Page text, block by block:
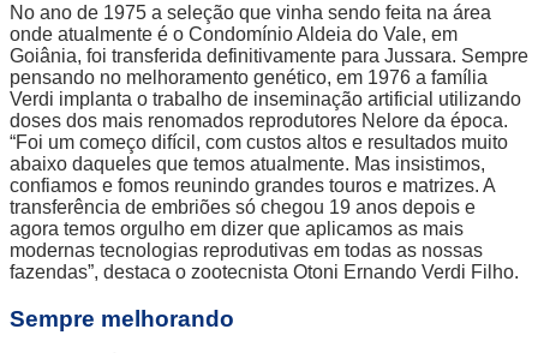
No ano de 1975 a seleção que vinha sendo feita na área
onde atualmente é o Condomínio Aldeia do Vale, em
Goiânia, foi transferida definitivamente para Jussara. Sempre
pensando no melhoramento genético, em 1976 a família
Verdi implanta o trabalho de inseminação artificial utilizando
doses dos mais renomados reprodutores Nelore da época.
“Foi um começo difícil, com custos altos e resultados muito
abaixo daqueles que temos atualmente. Mas insistimos,
confiamos e fomos reunindo grandes touros e matrizes. A
transferência de embriões só chegou 19 anos depois e
agora temos orgulho em dizer que aplicamos as mais
modernas tecnologias reprodutivas em todas as nossas
fazendas”, destaca o zootecnista Otoni Ernando Verdi Filho.
Sempre melhorando